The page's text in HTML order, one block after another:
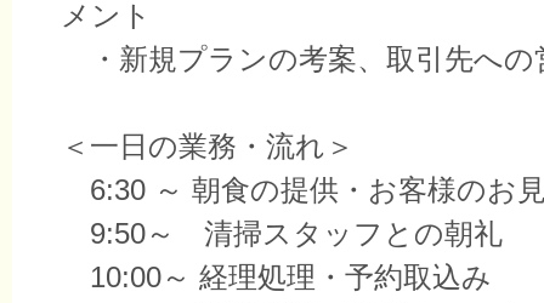
メント
・新規プランの考案、取引先への
＜一日の業務・流れ＞
6:30 ～ 朝食の提供・お客様のお
9:50～ 清掃スタッフとの朝礼
10:00～ 経理処理・予約取込み